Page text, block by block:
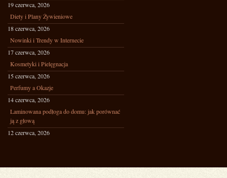
19 czerwca, 2026
Diety i Plany Żywieniowe
18 czerwca, 2026
Nowinki i Trendy w Internecie
17 czerwca, 2026
Kosmetyki i Pielęgnacja
15 czerwca, 2026
Perfumy a Okazje
14 czerwca, 2026
Laminowana podłoga do domu: jak porównać
ją z głową
12 czerwca, 2026